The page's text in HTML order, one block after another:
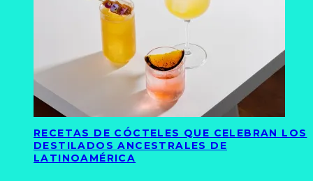
RECETAS DE CÓCTELES QUE CELEBRAN LOS
DESTILADOS ANCESTRALES DE
LATINOAMÉRICA